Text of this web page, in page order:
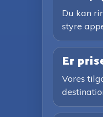
Du kan
styre
Er
Vores